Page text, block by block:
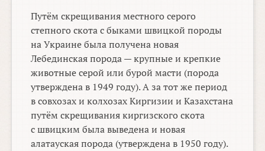
Путём скрещивания местного серого
степного скота с быками швицкой породы
на Украине была получена новая
Лебединская порода — крупные и крепкие
животные серой или бурой масти (порода
утверждена в 1949 году). А за тот же период
в совхозах и колхозах Киргизии и Казахстана
путём скрещивания киргизского скота
с швицким была выведена и новая
алатауская порода (утверждена в 1950 году).